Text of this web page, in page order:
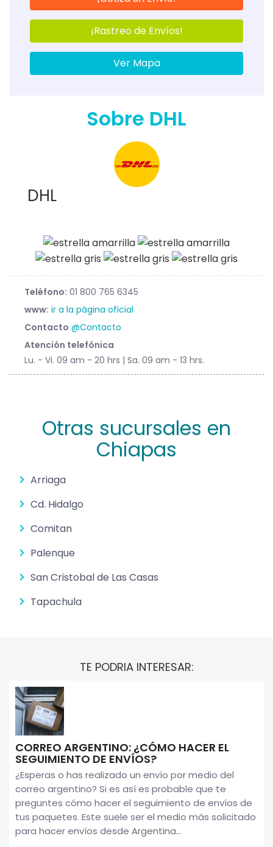
¡Rastreo de Envíos!
Ver Mapa
Sobre DHL
DHL
Teléfono: 01 800 765 6345
www: ir a la página oficial
Contacto @Contacto
Atención telefónica
Lu. - Vi. 09 am - 20 hrs | Sa. 09 am - 13 hrs.
Otras sucursales en
Chiapas
Arriaga
Cd. Hidalgo
Comitan
Palenque
San Cristobal de Las Casas
Tapachula
TE PODRIA INTERESAR:
CORREO ARGENTINO: ¿CÓMO HACER EL
SEGUIMIENTO DE ENVÍOS?
¿Esperas o has realizado un envío por medio del
correo argentino? Si es así es probable que te
preguntes cómo hacer el seguimiento de envíos de
tus paquetes. Este suele ser el medio más solicitado
para hacer envíos desde Argentina...